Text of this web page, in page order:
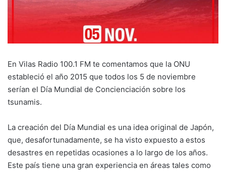
En Vilas Radio 100.1 FM te comentamos que la ONU
estableció el año 2015 que todos los 5 de noviembre
serían el Día Mundial de Concienciación sobre los
tsunamis.
La creación del Día Mundial es una idea original de Japón,
que, desafortunadamente, se ha visto expuesto a estos
desastres en repetidas ocasiones a lo largo de los años.
Este país tiene una gran experiencia en áreas tales como